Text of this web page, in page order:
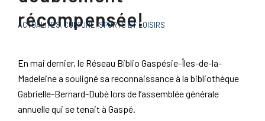
récompensée!
ACTUALITÉS, CULTURE,SPORTS ET LOISIRS
En mai dernier, le Réseau Biblio Gaspésie-Îles-de-la-
Madeleine a souligné sa reconnaissance à la bibliothèque
Gabrielle-Bernard-Dubé lors de l’assemblée générale
annuelle qui se tenait à Gaspé.